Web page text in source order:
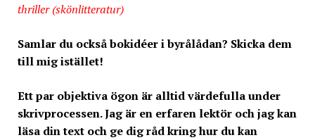
thriller (skönlitteratur)
Samlar du också bokidéer i byrålådan? Skicka dem
till mig istället!
Ett par objektiva ögon är alltid värdefulla under
skrivprocessen. Jag är en erfaren lektör och jag kan
läsa din text och ge dig råd kring hur du kan